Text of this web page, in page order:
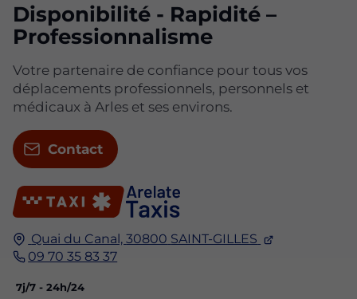
Quai du Canal,30800 SAINT-GILLES
09 70 35 83 37
7j/7 - 24h/24
Disponibilité - Rapidité –
Professionnalisme
Votre partenaire de confiance pour tous vos
déplacements professionnels, personnels et
médicaux à Arles et ses environs.
Contact